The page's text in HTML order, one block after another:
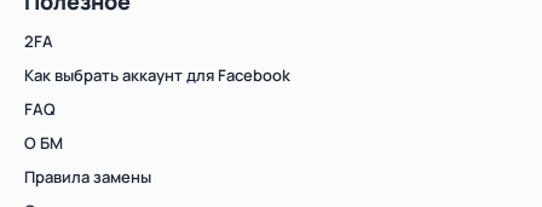
2FA
Как выбрать аккаунт для Facebook
FAQ
О БМ
Правила замены